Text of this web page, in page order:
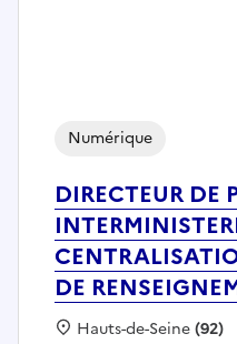
DIRECTEUR DE
DE
Numérique
Localisation :
Hauts-de-Seine(92)